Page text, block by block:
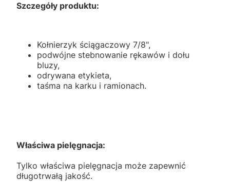
Szczegóły produktu:
Kołnierzyk ściągaczowy 7/8",
podwójne stebnowanie rękawów i dołu
bluzy,
odrywana etykieta,
taśma na karku i ramionach.
Właściwa pielęgnacja:
Tylko właściwa pielęgnacja może zapewnić
długotrwałą jakość.